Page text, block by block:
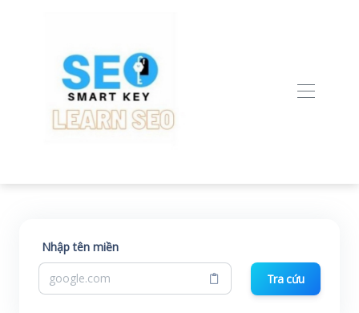
Nhập tên miền
Tra cứu